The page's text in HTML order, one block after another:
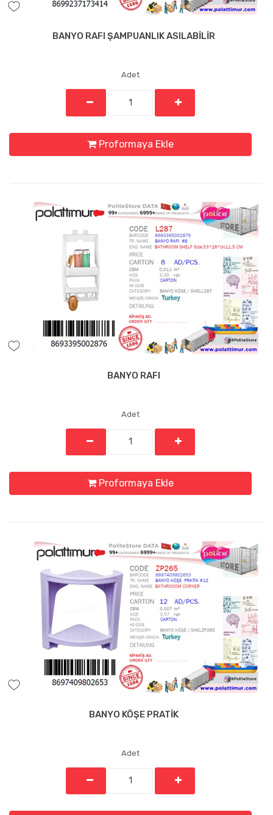
BANYO RAFI ŞAMPUANLIK ASILABİLİR
Adet
Proformaya Ekle
BANYO RAFI
Adet
Proformaya Ekle
BANYO KÖŞE PRATİK
Adet